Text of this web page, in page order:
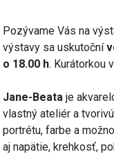
Pozývame Vás na
výstavy sa uskutoční
o 18.00 h. Kurátorkou
Jane-Beata je
vlastný ateliér a
portrétu, farbe a
aj napätie, krehkosť,